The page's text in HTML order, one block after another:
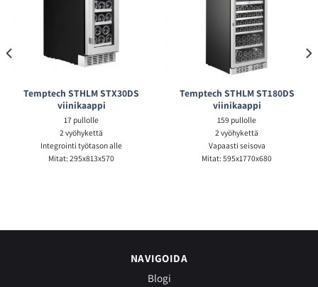
Temptech STHLM STX30DS
viinikaappi
17 pullolle
2 vyöhykettä
Integrointi työtason alle
Mitat: 295x813x570
Temptech STHLM ST180DS
viinikaappi
159 pullolle
2 vyöhykettä
Vapaasti seisova
Mitat: 595x1770x680
NAVIGOIDA
Blogi